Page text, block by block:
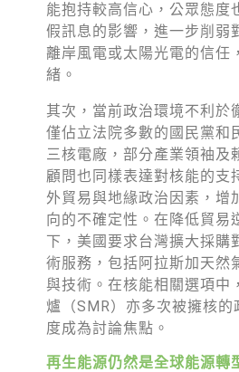
能抱持較高信心，公眾態度
假訊息的影響，進一步削弱
離岸風電或太陽光電的信任
緒。
其次，當前政治環境不利於
僅佔立法院多數的國民黨和
三核電廠，部分產業領袖及
顧問也同樣表達對核能的支
外貿易與地緣政治因素，增
向的不確定性。在降低貿易
下，美國要求台灣擴大採購
術服務，包括阿拉斯加天然
與技術。在核能相關選項中
爐（SMR）亦多次被擁核的
度成為討論焦點。
再生能源仍然是全球能源轉